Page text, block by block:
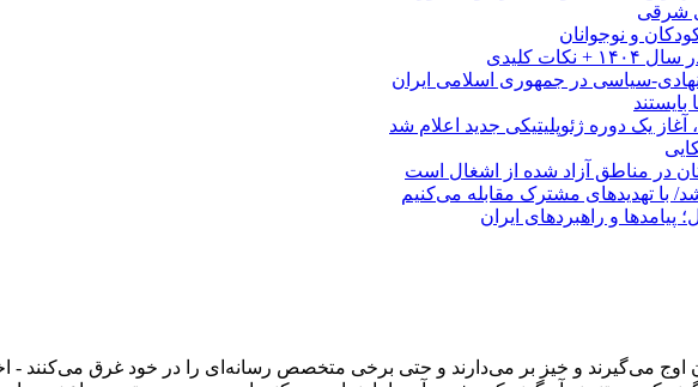
شرقی
و نوجوانان
کلیدی
سیاسی در جمهوری اسلامی ایران
بایستند
یک دوره ژئوپلیتیکی جدید اعلام شد
در مناطق آزاد شده از اشغال است
با تهدیدهای مشترک مقابله می‌کنیم
پیامدها و راهبردهای ایران
اوج می‌گیرند و خیز بر می‌دارند و حتی برخی متخصص رسانه‌ای را در خود غرق